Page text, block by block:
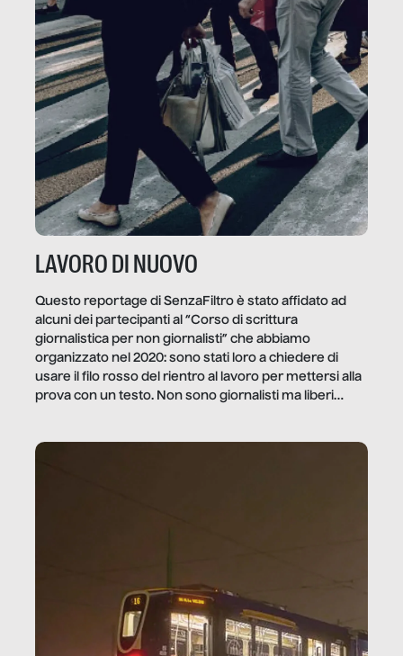
LAVORO DI NUOVO
Questo reportage di SenzaFiltro è stato affidato ad
alcuni dei partecipanti al “Corso di scrittura
giornalistica per non giornalisti” che abbiamo
organizzato nel 2020: sono stati loro a chiedere di
usare il filo rosso del rientro al lavoro per mettersi alla
prova con un testo. Non sono giornalisti ma liberi